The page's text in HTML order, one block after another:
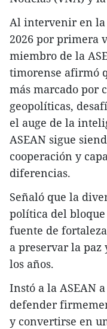
Al intervenir en la
2026 por primera
miembro de la
timorense afirmó
más marcado por
geopolíticas,
el auge de la
ASEAN sigue
cooperación y
diferencias.
Señaló que la
política del
fuente de
a preservar la
los años.
Instó a la ASEAN
defender
y convertirse en